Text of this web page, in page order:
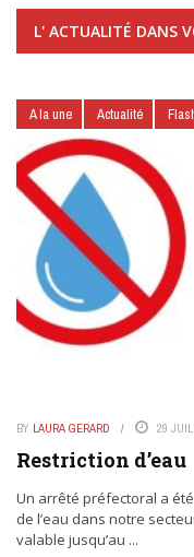
L' ACTUALITÉ DANS
A la une Actualité
BY LAURA GERARD 29
Restriction d’eau
Un arrêté préfectoral a été
de l’eau dans notre
valable jusqu’au ...